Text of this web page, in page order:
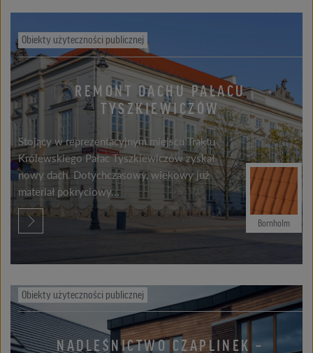
Obiekty użyteczności publicznej
REMONT DACHU PAŁACU
TYSZKIEWICZÓW
Stojący w reprezentacyjnym miejscu Traktu
Królewskiego Pałac Tyszkiewiczów zyskał
nowy dach. Dotychczasowy, wiekowy już
materiał pokryciowy...
Bornholm
Obiekty użyteczności publicznej
NADLEŚNICTWO CZAPLINEK –